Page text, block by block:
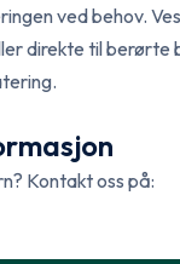
ved behov.
direkte til berørte
Kontakt oss på:
English